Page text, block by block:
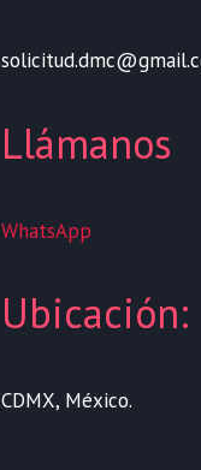
Llámanos
WhatsApp
Ubicación:
CDMX, México.